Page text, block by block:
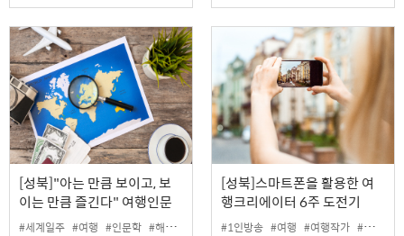
[성북]"아는 만큼 보이고, 보
이는 만큼 즐긴다" 여행인문
학<100일간의 세계일주>
#세계일주 #여행 #인문학 #해외여행
[성북]스마트폰을 활용한 여
행크리에이터 6주 도전기
#1인방송 #여행 #여행작가 #크리에이터